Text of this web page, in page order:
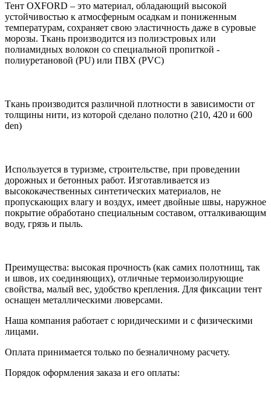
Тент OXFORD – это материал, обладающий высокой
устойчивостью к атмосферным осадкам и пониженным
температурам, сохраняет свою эластичность даже в суровые
морозы. Ткань производится из полиэстровых или
полиамидных волокон со специальной пропиткой -
полиуретановой (PU) или ПВХ (PVC)
Ткань производится различной плотности в зависимости от
толщины нити, из которой сделано полотно (210, 420 и 600
den)
Используется в туризме, строительстве, при проведении
дорожных и бетонных работ. Изготавливается из
высококачественных синтетических материалов, не
пропускающих влагу и воздух, имеет двойные швы, наружное
покрытие обработано специальным составом, отталкивающим
воду, грязь и пыль.
Преимущества: высокая прочность (как самих полотнищ, так
и швов, их соединяющих), отличные термоизолирующие
свойства, малый вес, удобство крепления. Для фиксации тент
оснащен металлическими люверсами.
Наша компания работает с юридическими и с физическими
лицами.
Оплата принимается только по безналичному расчету.
Порядок оформления заказа и его оплаты: